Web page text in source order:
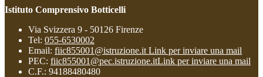
Istituto Comprensivo Botticelli
Via Svizzera 9 - 50126 Firenze
Tel: 055-6530002
Email: fiic855001@istruzione.it Link per inviare una mail
PEC: fiic855001@pec.istruzione.itLink per inviare una mail
C.F.: 94188480480